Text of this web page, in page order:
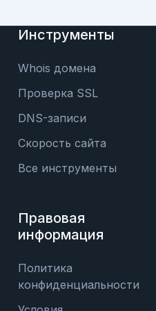
Инструменты
Whois домена
Проверка SSL
DNS-записи
Скорость сайта
Все инструменты
Правовая
информация
Политика
конфиденциальности